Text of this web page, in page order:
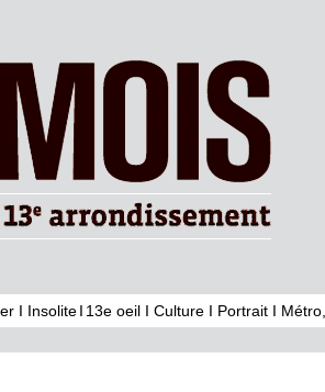
I InsoliteI 13e oeil I Culture I Portrait I